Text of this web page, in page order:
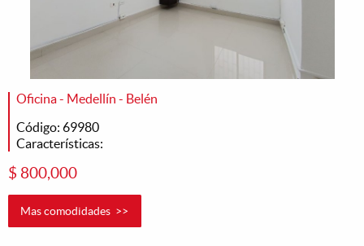
Oficina - Medellín - Belén
Código: 69980
Características:
$ 800,000
Mas comodidades >>